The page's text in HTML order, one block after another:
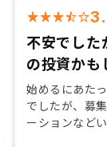
不安でした
の投資かも
始めるにあた
でしたが、募
ーションなど